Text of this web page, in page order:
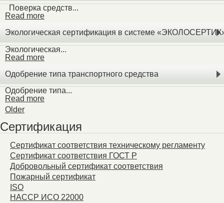
Поверка средств...
Read more
Экологическая сертификация в системе
Экологическая...
Read more
Одобрение типа транспортного средства
Одобрение типа...
Read more
Older
Сертификация
Сертификат соответствия техническому регламенту
Сертификат соответствия ГОСТ Р
Добровольный сертификат соответствия
Пожарный сертификат
ISO
HACCP ИСО 22000